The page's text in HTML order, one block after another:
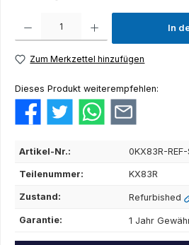
Produkt Anzahl: Gib den gewünschten Wert ein
In
Zum Merkzettel hinzufügen
Dieses Produkt weiterempfehlen:
Artikel-Nr.: 0KX83R-REF-
Teilenummer: KX83R
Zustand: Refurbished
Garantie: 1 Jahr